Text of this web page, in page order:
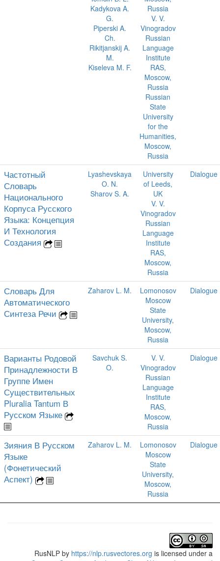
Kadykova A.
G.
Piperski A.
Ch.
Rikitjanskij A.
M.
Kiseleva M. F.
Russia
V. V.
Vinogradov
Russian
Language
Institute
RAS,
Moscow,
Russia
Russian
State
University
for the
Humanities,
Moscow,
Russia
Частотный
Словарь
Национального
Корпуса Русского
Языка: Концепция
И Технология
Создания
Lyashevskaya
O. N.
Sharov S. A.
University
of Leeds,
UK
V. V.
Vinogradov
Russian
Language
Institute
RAS,
Moscow,
Russia
Dialogue
Словарь Для
Автоматического
Синтеза Речи
Zaharov L. M.
Lomonosov
Moscow
State
University,
Moscow,
Russia
Dialogue
Варианты Родовой
Принадлежности В
Группе Имен
Существительных
Pluralia Tantum В
Русском Языке
Savchuk S.
O.
V. V.
Vinogradov
Russian
Language
Institute
RAS,
Moscow,
Russia
Dialogue
Зияния В Русском
Языке
(Фонетический
Аспект)
Zaharov L. M.
Lomonosov
Moscow
State
University,
Moscow,
Russia
Dialogue
RusNLP by https://nlp.rusvectores.org is licensed under a